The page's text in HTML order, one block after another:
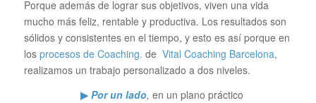
Porque además de lograr sus objetivos, viven una vida
mucho más feliz, rentable y productiva. Los resultados son
sólidos y consistentes en el tiempo, y esto es así porque en
los procesos de Coaching. de Vital Coaching Barcelona,
realizamos un trabajo personalizado a dos niveles.
▶Por un lado, en un plano práctico